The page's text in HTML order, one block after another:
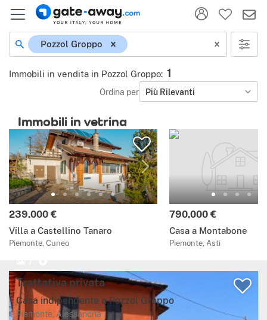
Pozzol Groppo
Immobili in vendita in Pozzol Groppo: 1
Ordina per Più Rilevanti
Immobili in vetrina
239.000 €
Villa a Castellino Tanaro
Piemonte, Cuneo
790.000 €
Casa a Montabone
Piemonte, Asti
Trattativa privata
Casa indipendente a Pozzol Groppo
Piemonte, Alessandria